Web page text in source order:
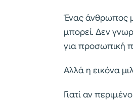
Ένας άνθρωπος
μπορεί. Δεν
για προσωπική
Αλλά η εικόνα
Γιατί αν